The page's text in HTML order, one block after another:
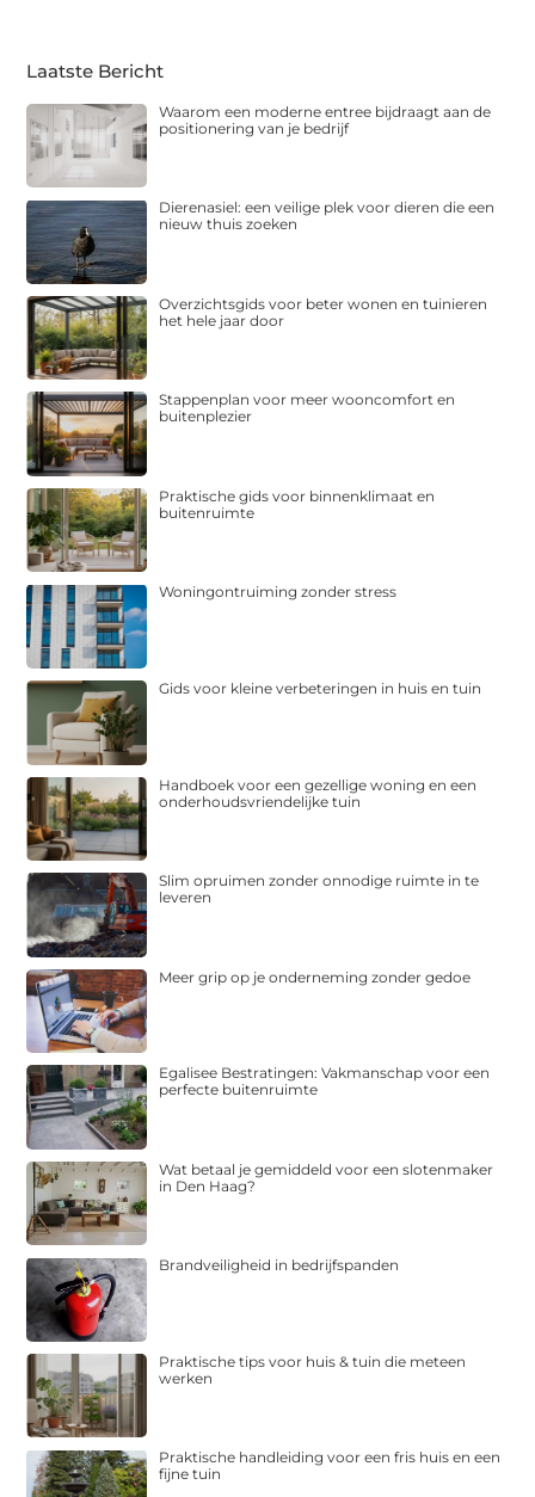
Laatste Bericht
Waarom een moderne entree bijdraagt aan de
positionering van je bedrijf
Dierenasiel: een veilige plek voor dieren die een
nieuw thuis zoeken
Overzichtsgids voor beter wonen en tuinieren
het hele jaar door
Stappenplan voor meer wooncomfort en
buitenplezier
Praktische gids voor binnenklimaat en
buitenruimte
Woningontruiming zonder stress
Gids voor kleine verbeteringen in huis en tuin
Handboek voor een gezellige woning en een
onderhoudsvriendelijke tuin
Slim opruimen zonder onnodige ruimte in te
leveren
Meer grip op je onderneming zonder gedoe
Egalisee Bestratingen: Vakmanschap voor een
perfecte buitenruimte
Wat betaal je gemiddeld voor een slotenmaker
in Den Haag?
Brandveiligheid in bedrijfspanden
Praktische tips voor huis & tuin die meteen
werken
Praktische handleiding voor een fris huis en een
fijne tuin